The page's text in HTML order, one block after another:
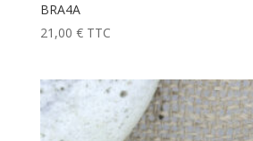
BRA4A
21,00 € TTC